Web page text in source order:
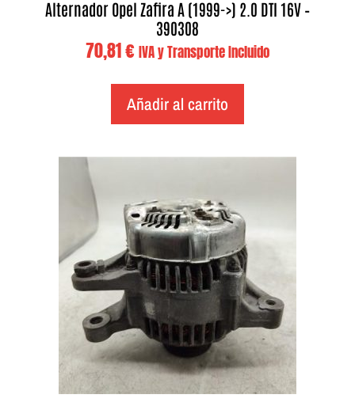
Alternador Opel Zafira A (1999->) 2.0 DTI 16V –
390308
70,81€ IVA y Transporte Incluido
Añadir al carrito